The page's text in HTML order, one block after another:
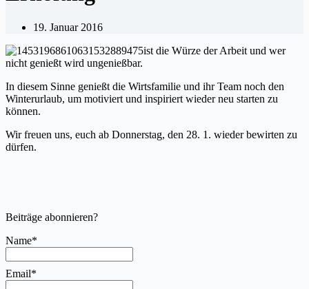
19. Januar 2016
ist die Würze der Arbeit und wer
nicht genießt wird ungenießbar.
In diesem Sinne genießt die Wirtsfamilie und ihr Team noch den
Winterurlaub, um motiviert und inspiriert wieder neu starten zu
können.
Wir freuen uns, euch ab Donnerstag, den 28. 1. wieder bewirten zu
dürfen.
Beiträge abonnieren?
Name*
Email*